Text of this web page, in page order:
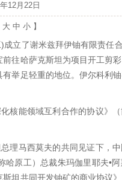
12月22日
大 中 小 】
立了谢米兹拜伊铀有限责任
往哈萨克斯坦为项目开工剪
举足轻重的地位。伊尔科利
核能领域互利合作的协议》
理马西莫夫的共同见证下，
原工）总裁朱玛伽里耶夫•
坦共同开发铀矿的商业协议